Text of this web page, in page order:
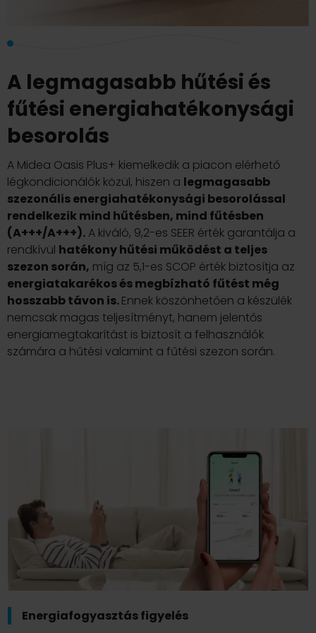
A legmagasabb hűtési és
fűtési energiahatékonysági
besorolás
A Midea Oasis Plus+ kiemelkedik a piacon elérhető
légkondicionálók közül, hiszen a legmagasabb
szezonális energiahatékonysági besorolással
rendelkezik mind hűtésben, mind fűtésben
(A+++/A+++). A kiváló, 9,2-es SEER érték garantálja a
rendkívül hatékony hűtési működést a teljes
szezon során, míg az 5,1-es SCOP érték biztosítja az
energiatakarékos és megbízható fűtést még
hosszabb távon is.Ennek köszönhetően a készülék
nemcsak magas teljesítményt, hanem jelentős
energiamegtakarítást is biztosít a felhasználók
számára a hűtési valamint a fűtési szezon során.
Energiafogyasztás figyelés